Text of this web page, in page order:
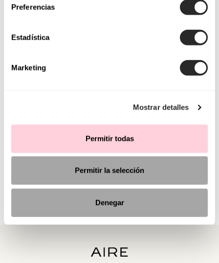
Preferencias
Estadística
Marketing
Mostrar detalles
Permitir todas
Permitir la selección
Denegar